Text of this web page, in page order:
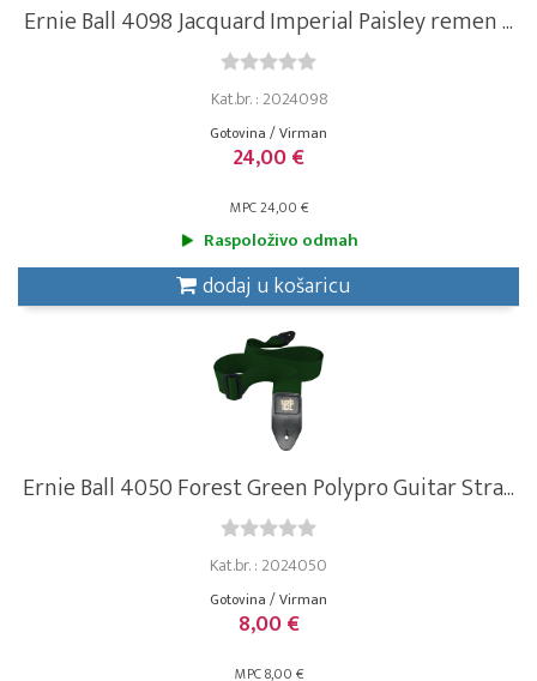
Ernie Ball 4098 Jacquard Imperial Paisley remen ...
Kat.br. : 2024098
Gotovina / Virman
24,00 €
MPC 24,00 €
Raspoloživo odmah
dodaj u košaricu
Ernie Ball 4050 Forest Green Polypro Guitar Stra...
Kat.br. : 2024050
Gotovina / Virman
8,00 €
MPC 8,00 €